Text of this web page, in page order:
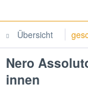
Übersicht
Nero
innen